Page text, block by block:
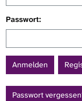
Passwort:
Passwort